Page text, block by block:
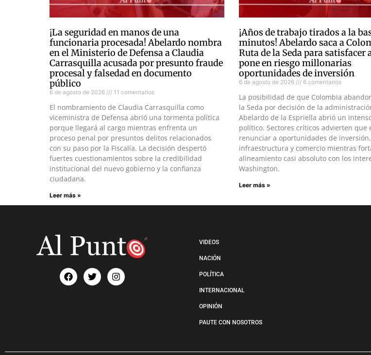
¡La seguridad en manos de una
funcionaria procesada! Abelardo nombra
en el Ministerio de Defensa a Claudia
Carrasquilla acusada por presunto fraude
procesal y falsedad en documento
público
6 de agosto de 2026 11 comentarios
El nombramiento de Claudia Carrasquilla como
viceministra de Defensa abrió una tormenta política
porque llegará al cargo mientras enfrenta un
proceso penal por presuntos delitos relacionados
con su paso por la Fiscalía. La decisión despertó
fuertes cuestionamientos sobre la credibilidad
institucional del nuevo gobierno y la confianza
ciudadana.
Leer más »
¡Años de trabajo tirados a la
minutos! Abelardo saca a
Ruta de la Seda para satisfacer
pone en riesgo millonarias
oportunidades de inversión
6 de agosto de 2026 6 comentarios
La posibilidad de que Colombia
la Seda por decisión de la
Abelardo de la Espriella abrió un
político. Sectores críticos advierten que
renunciar a oportunidades de inversión,
infraestructura y comercio mientras
alineamiento casi absoluto con los
Washington.
Leer más »
VIDEOS
NACIÓN
POLÍTICA
INTERNACIONAL
OPINIÓN
PAUTE CON NOSOTROS